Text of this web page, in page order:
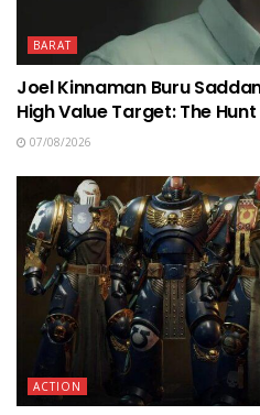
BARAT
Joel Kinnaman Buru
High Value Target: The
07/08/2026
ACTION